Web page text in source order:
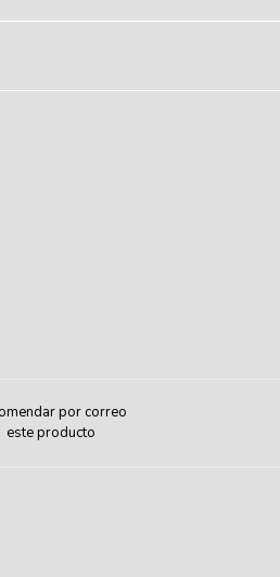
por correo
este producto